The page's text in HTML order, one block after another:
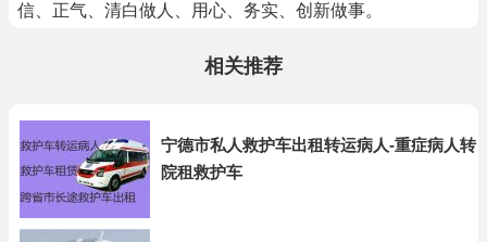
信、正气、清白做人、用心、务实、创新做事。
相关推荐
宁德市私人救护车出租转运病人-重症病人转
院租救护车